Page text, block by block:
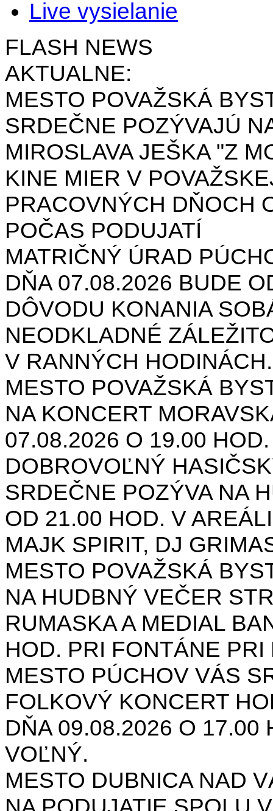
Live vysielanie
FLASH NEWS
AKTUALNE:
MESTO POVAŽSKÁ
SRDEČNE POZÝVAJÚ
MIROSLAVA JEŠKA "Z
KINE MIER V
PRACOVNÝCH DŇOCH
POČAS PODUJATÍ
MATRIČNÝ ÚRAD
DŇA 07.08.2026 BUDE
DÔVODU KONANIA
NEODKLADNÉ
V RANNÝCH
MESTO POVAŽSKÁ
NA KONCERT
07.08.2026 O 19.00
DOBROVOĽNÝ
SRDEČNE POZÝVA NA
OD 21.00 HOD. V
MAJK SPIRIT, DJ
MESTO POVAŽSKÁ
NA HUDBNÝ VEČER
RUMASKA A MEDIAL
HOD. PRI FONTÁNE PRI
MESTO PÚCHOV VÁS
FOLKOVÝ KONCERT
DŇA 09.08.2026 O 17.00
VOĽNÝ.
MESTO DUBNICA NAD